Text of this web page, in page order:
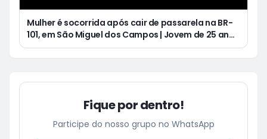
Mulher é socorrida após cair de passarela na BR-
101, em São Miguel dos Campos | Jovem de 25 anos
morre após acidente de moto no Distrito
Fique por dentro!
Participe do nosso grupo no WhatsApp